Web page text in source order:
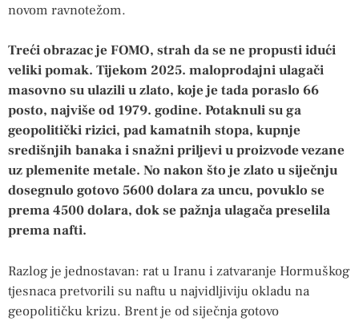
novom ravnotežom.
Treći obrazac je FOMO, strah da se ne propusti idući
veliki pomak. Tijekom 2025. maloprodajni ulagači
masovno su ulazili u zlato, koje je tada poraslo 66
posto, najviše od 1979. godine. Potaknuli su ga
geopolitički rizici, pad kamatnih stopa, kupnje
središnjih banaka i snažni priljevi u proizvode vezane
uz plemenite metale. No nakon što je zlato u siječnju
dosegnulo gotovo 5600 dolara za uncu, povuklo se
prema 4500 dolara, dok se pažnja ulagača preselila
prema nafti.
Razlog je jednostavan: rat u Iranu i zatvaranje Hormuškog
tjesnaca pretvorili su naftu u najvidljiviju okladu na
geopolitičku krizu. Brent je od siječnja gotovo